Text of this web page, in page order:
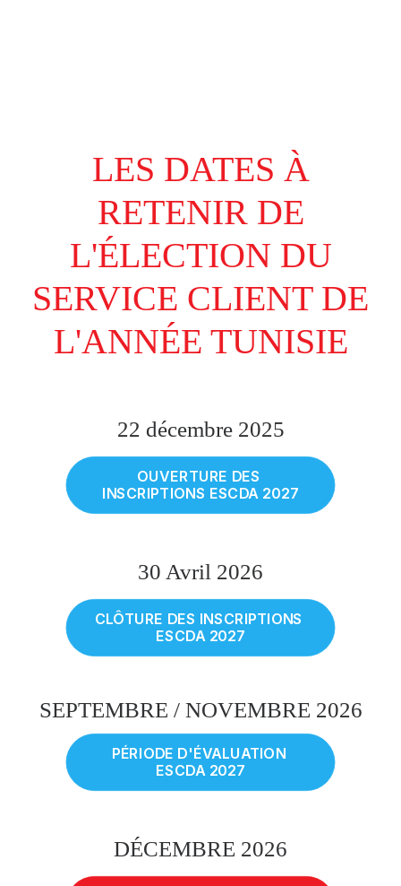
LES DATES À
RETENIR DE
L'ÉLECTION DU
SERVICE CLIENT DE
L'ANNÉE TUNISIE
22 décembre 2025
OUVERTURE DES
INSCRIPTIONS ESCDA 2027
30 Avril 2026
CLÔTURE DES INSCRIPTIONS
ESCDA 2027
SEPTEMBRE / NOVEMBRE 2026
PÉRIODE D'ÉVALUATION
ESCDA 2027
DÉCEMBRE 2026